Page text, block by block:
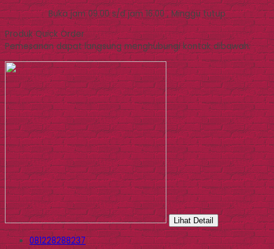
Buka jam 09.00 s/d jam 16.00 , Minggu tutup
Produk Quick Order
Pemesanan dapat langsung menghubungi kontak dibawah:
Lihat Detail
081228288237